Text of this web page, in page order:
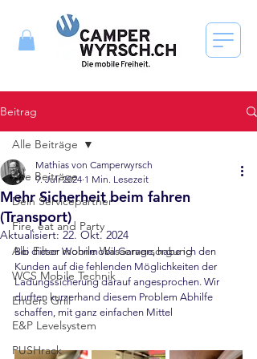
Beitrag
Alle Beiträge
Dein Servicepartner
Fire, eat and Party
Alb Filter mobile Wasserversorgung
WCS Mobile Technik
Enders Grill
E&P Levelsystem
PUSHrack
Alle Beiträge
Mehr Sicherheit beim fahren
(Transport)
Mathias von Camperwyrsch
9. Juli 2024 1 Min. Lesezeit
Aktualisiert:22. Okt. 2024
Bei dieser Wohnmobil Garage, habe ich den
Kunden auf die fehlenden Möglichkeiten der
Ladungssicherung darauf angesprochen. Wir
durften kurzerhand diesem Problem Abhilfe
schaffen, mit ganz einfachen Mittel